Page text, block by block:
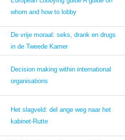
whom and how to lobby
De vrije moraal: seks, drank en drugs
in de Tweede Kamer
Decision making within international
organisations
Het slagveld: del ange weg naar het
kabinet-Rutte